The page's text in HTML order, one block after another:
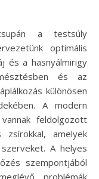
optimális
és a hasnyálmirigy
és az
különösen
A modern
feldolgozott
amelyek
A helyes
szempontjából
problémák